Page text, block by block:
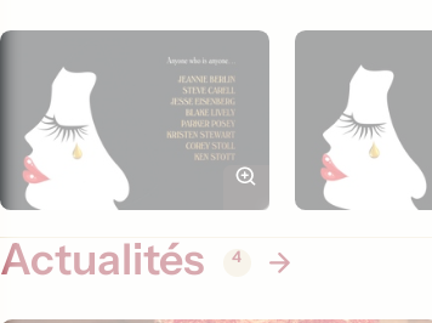
Actualités 4